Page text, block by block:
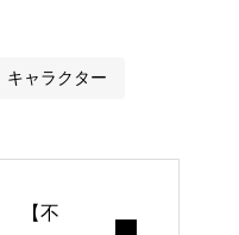
キャラクター
【不